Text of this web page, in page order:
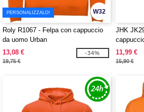
W32
PERSONALIZZALO!
Roly R1067 - Felpa con cappuccio
da uomo Urban
13,08 €
19,75 €
-34%
JHK
11,99 €
15,90 €